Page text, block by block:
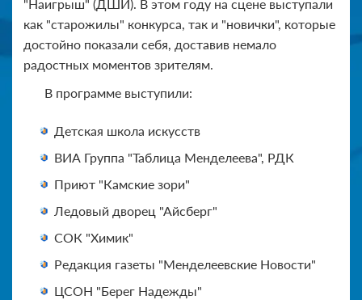
"Наигрыш" (ДШИ). В этом году на сцене выступали
как "старожилы" конкурса, так и "новички", которые
достойно показали себя, доставив немало
радостных моментов зрителям.
В программе выступили:
Детская школа искусств
ВИА Группа "Таблица Менделеева", РДК
Приют "Камские зори"
Ледовый дворец "Айсберг"
СОК "Химик"
Редакция газеты "Менделеевские Новости"
ЦСОН "Берег Надежды"